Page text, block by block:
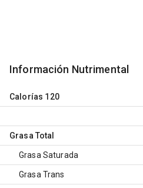
Información Nutrimental
Calorías 120
Grasa Total
Grasa Saturada
Grasa Trans